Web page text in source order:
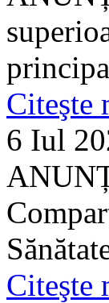
Citeşte
6 Iul
Citeşte